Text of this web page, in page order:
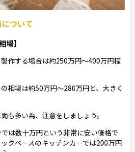
ついて
場】
作する場合は約250万円～400万円程
相場は約50万円～280万円と、大きく
も多い為、注意をしましょう。
は数十万円という非常に安い価格で
クベースのキッチンカーでは200万円